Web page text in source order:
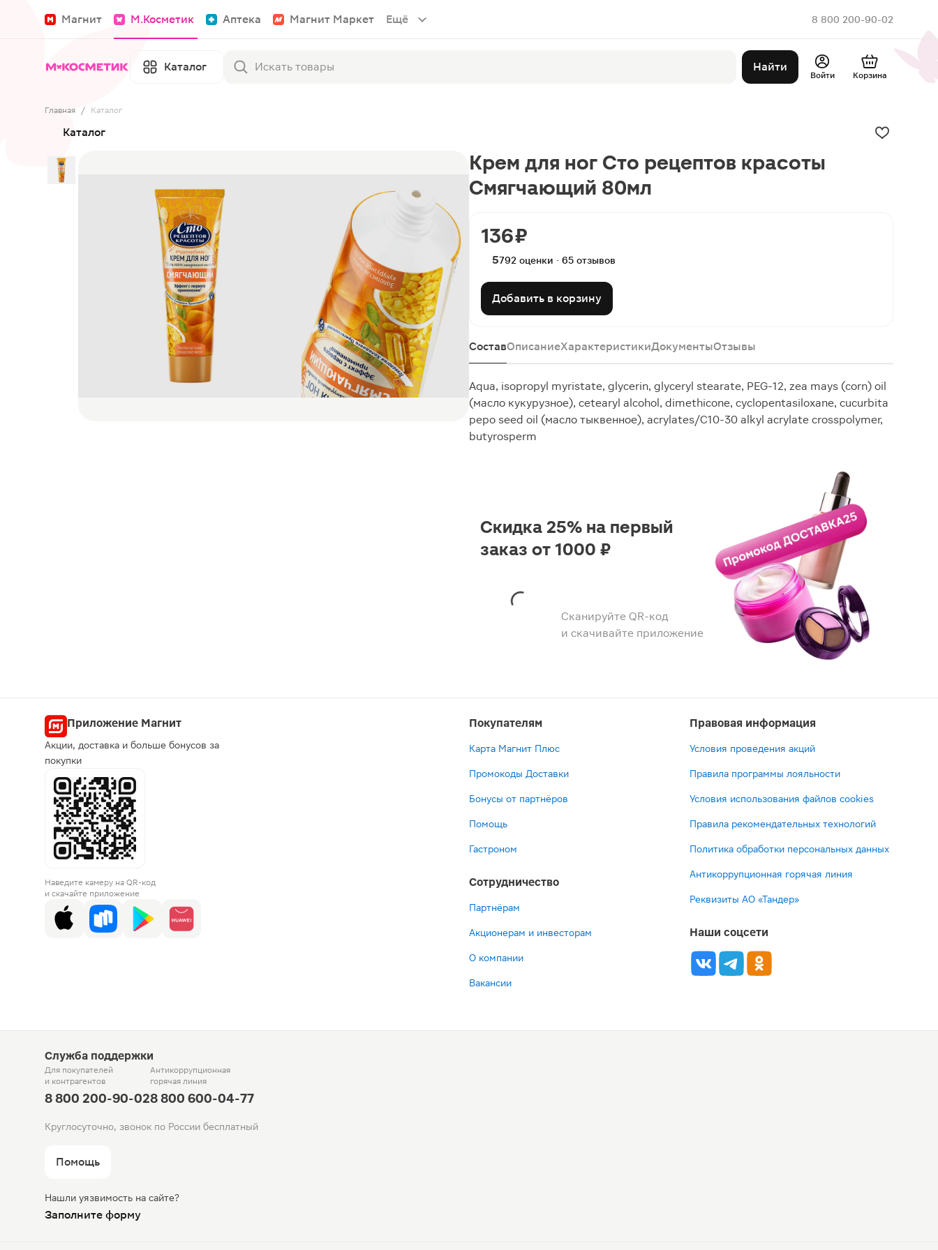
Магнит М.Косметик Аптека Магнит Маркет Ещё 8 800 200-90-02
Каталог Найти
Войти Корзина
Главная / Каталог
Каталог
Крем для ног Сто рецептов красоты
Смягчающий 80мл
136 ₽
5792 оценки · 65 отзывов
Добавить в корзину
СоставОписаниеХарактеристикиДокументыОтзывы
Aqua, isopropyl myristate, glycerin, glyceryl stearate, PEG-12, zea mays (corn) oil
(масло кукурузное), cetearyl alcohol, dimethicone, cyclopentasiloxane, cucurbita
pepo seed oil (масло тыквенное), acrylates/C10-30 alkyl acrylate crosspolymer,
butyrosperm
Сканируйте QR-код
и скачивайте приложение
Скидка 25% на первый
заказ от 1000 ₽
Приложение Магнит
Акции, доставка и больше бонусов за
покупки
Наведите камеру на QR-код
и скачайте приложение
Покупателям
Карта Магнит Плюс
Промокоды Доставки
Бонусы от партнёров
Помощь
Гастроном
Сотрудничество
Партнёрам
Акционерам и инвесторам
О компании
Вакансии
Правовая информация
Условия проведения акций
Правила программы лояльности
Условия использования файлов cookies
Правила рекомендательных технологий
Политика обработки персональных данных
Антикоррупционная горячая линия
Реквизиты АО «Тандер»
Наши соцсети
Служба поддержки
Для покупателей
и контрагентов
8 800 200-90-02
Антикоррупционная
горячая линия
8 800 600-04-77
Круглосуточно, звонок по России бесплатный
Помощь
Нашли уязвимость на сайте?
Заполните форму